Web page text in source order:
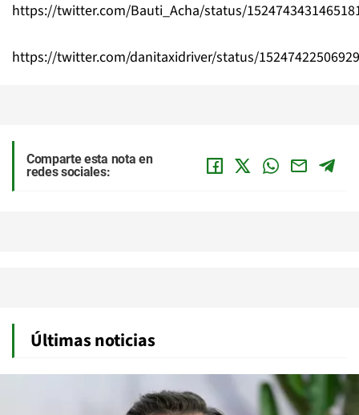
https://twitter.com/Bauti_Acha/status/
https://twitter.com/danitaxidriver/status/
Comparte esta nota en
redes sociales:
Últimas noticias